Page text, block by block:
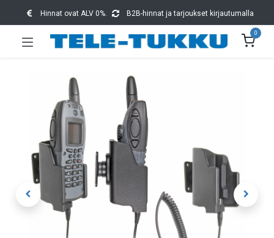
Hinnat ovat ALV 0%. B2B-hinnat ja tarjoukset kirjautumalla
0